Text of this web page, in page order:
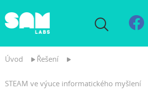
Úvod Řešení
STEAM ve výuce informatického myšlení